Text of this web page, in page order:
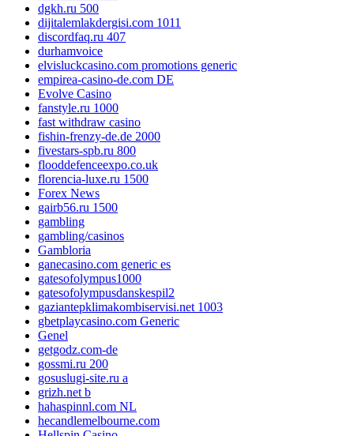
dgkh.ru 500
dijitalemlakdergisi.com 1011
discordfaq.ru 407
durhamvoice
elvisluckcasino.com promotions generic
empirea-casino-de.com DE
Evolve Casino
fanstyle.ru 1000
fast withdraw casino
fishin-frenzy-de.de 2000
fivestars-spb.ru 800
flooddefenceexpo.co.uk
florencia-luxe.ru 1500
Forex News
gairb56.ru 1500
gambling
gambling/casinos
Gambloria
ganecasino.com generic es
gatesofolympus1000
gatesofolympusdanskespil2
gaziantepklimakombiservisi.net 1003
gbetplaycasino.com Generic
Genel
getgodz.com-de
gossmi.ru 200
gosuslugi-site.ru a
grizh.net b
hahaspinnl.com NL
hecandlemelbourne.com